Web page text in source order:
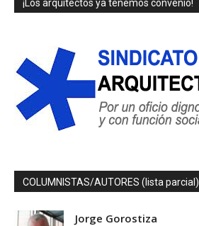
¡Los arquitectos ya tenemos convenio!
COLUMNISTAS/AUTORES (lista parcial)
Jorge Gorostiza